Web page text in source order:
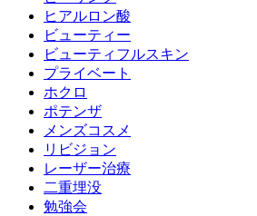
ヒアルロン酸
ビューティー
ビューティフルスキン
プライベート
ホクロ
ポテンザ
メンズコスメ
リビジョン
レーザー治療
二重埋没
勉強会